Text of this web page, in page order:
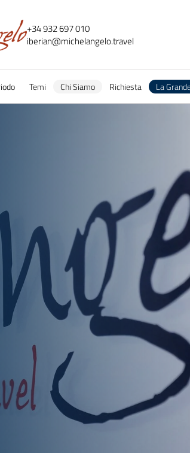
+34 932 697 010
iberian@michelangelo.travel
Temi Chi Siamo Richiesta La